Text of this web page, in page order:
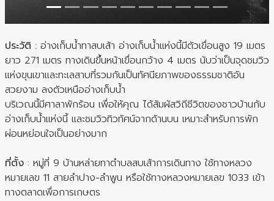
ประวัติ : อ่างเก็บน้ำทาสบเส้า อ่างเก็บน้ำแห่งนี้มีตัวเขื่อนสูง 19 เมตร
ยาว 271 เมตร ทางเดินขึ้นหน้าเขื่อนกว้าง 4 เมตร นับว่าเป็นจุดชมวิว
แห่งขุนเขาและทะเลสาบที่รวมกันเป็นทัศนียภาพของธรรมชาติอัน
สวยงาม ลงตัวเหนืออ่างเก็บน้ำ
บริเวณนี้มีศาลาพักร้อน เพื่อให้คุณ ได้สัมผัสวิถีชีวิตของชาวบ้านกับ
อ่างเก็บน้ำแห่งนี้ และชมวิวทิวทัศน์จากด้านบน เหมาะสำหรับการพัก
ผ่อนหย่อนใจเป็นอย่างมาก
ที่ตั้ง : หมู่ที่ 9 บ้านหล่ายทาตำบลสบเส้าการเดินทาง ใช้ทางหลวง
หมายเลข 11 สายลำปาง-ลำพูน หรือใช้ทางหลวงหมายเลข 1033 เข้า
ทางตลาดเพื่อการเกษตร